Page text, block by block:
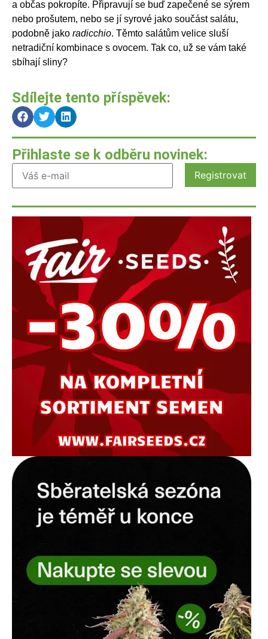
a občas pokropíte. Připravují se buď zapečené se sýrem
nebo prošutem, nebo se jí syrové jako součást salátu,
podobně jako radicchio. Těmto salátům velice sluší
netradiční kombinace s ovocem. Tak co, už se vám také
sbíhají sliny?
Sdílejte tento příspěvek:
Přihlaste se k odběru novinek: